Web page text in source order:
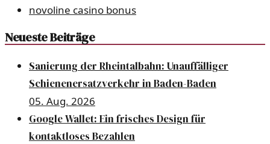
novoline casino bonus
Neueste Beiträge
Sanierung der Rheintalbahn: Unauffälliger
Schienenersatzverkehr in Baden-Baden
05. Aug. 2026
Google Wallet: Ein frisches Design für
kontaktloses Bezahlen